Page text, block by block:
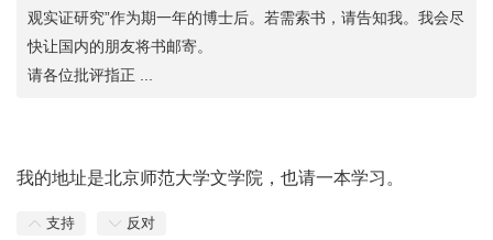
观实证研究”作为期一年的博士后。若需索书，请告知我。我会尽
快让国内的朋友将书邮寄。
请各位批评指正 ...
我的地址是北京师范大学文学院，也请一本学习。
支持 反对